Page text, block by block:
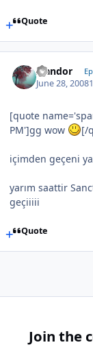
Quote
Isandor
June 28, 2008
[quote
PM']gg wow
[/
içimden geçeni
yarım saattir
geçiiiii
Quote
Join the